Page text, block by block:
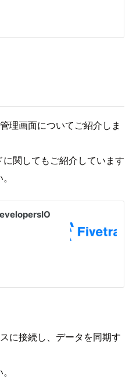
理画面についてご紹介しま
関してもご紹介しています
に接続し、データを同期す